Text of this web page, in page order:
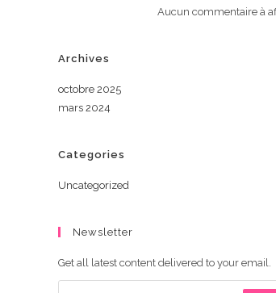
Aucun commentaire à
Archives
octobre 2025
mars 2024
Categories
Uncategorized
Newsletter
Get all latest content delivered to your email.